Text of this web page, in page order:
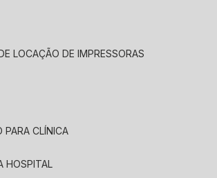
LOCAÇÃO DE IMPRESSORAS
PARA CLÍNICA
HOSPITAL